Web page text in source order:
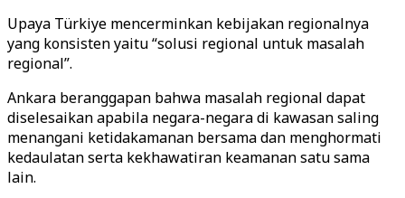
Upaya Türkiye mencerminkan kebijakan regionalnya
yang konsisten yaitu “solusi regional untuk masalah
regional”.
Ankara beranggapan bahwa masalah regional dapat
diselesaikan apabila negara-negara di kawasan saling
menangani ketidakamanan bersama dan menghormati
kedaulatan serta kekhawatiran keamanan satu sama
lain.